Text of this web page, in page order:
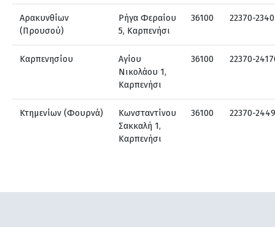
Αρακυνθίων
(Προυσού)
Ρήγα Φεραίου
5, Καρπενήσι
36100 22370-
Καρπενησίου
Αγίου
Νικολάου 1,
Καρπενήσι
36100 22370-
Κτημενίων (Φουρνά)
Κωνσταντίνου
Σακκαλή 1,
Καρπενήσι
36100 22370-